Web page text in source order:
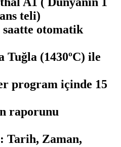
teli)
otomatik
Tuğla (1430ºC) ile
program içinde 15
raporunu
Tarih, Zaman,